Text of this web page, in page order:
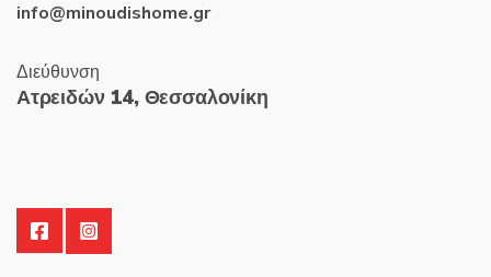
info@minoudishome.gr
Διεύθυνση
Ατρειδών 14, Θεσσαλονίκη